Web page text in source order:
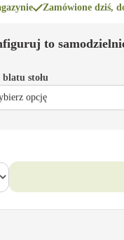
Zamówione dziś,
to
stołu